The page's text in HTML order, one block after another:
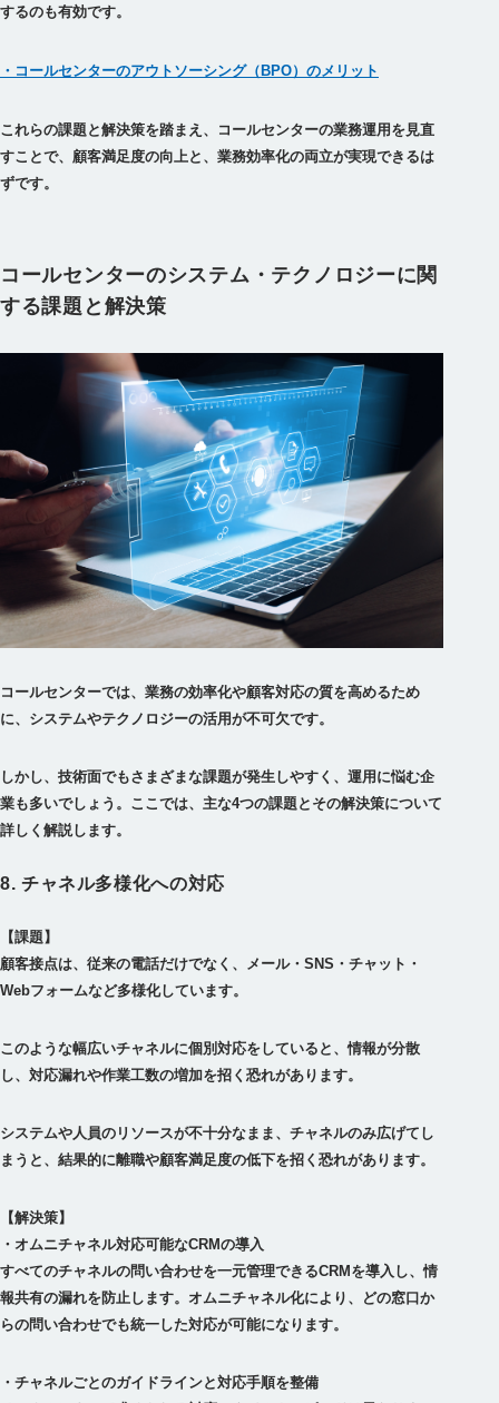
・コールセンターのアウトソーシング（BPO）のメリット
これらの課題と解決策を踏まえ、コールセンターの業務運用を見直
すことで、顧客満足度の向上と、業務効率化の両立が実現できるは
ずです。
コールセンターのシステム・テクノロジーに関
する課題と解決策
コールセンターでは、業務の効率化や顧客対応の質を高めるため
に、システムやテクノロジーの活用が不可欠です。
しかし、技術面でもさまざまな課題が発生しやすく、運用に悩む企
業も多いでしょう。ここでは、主な4つの課題とその解決策について
詳しく解説します。
8. チャネル多様化への対応
【課題】
顧客接点は、従来の電話だけでなく、メール・SNS・チャット・
このような幅広いチャネルに個別対応をしていると、情報が分散
し、対応漏れや作業工数の増加を招く恐れがあります。
システムや人員のリソースが不十分なまま、チャネルのみ広げてし
まうと、結果的に離職や顧客満足度の低下を招く恐れがあります。
【解決策】
・オムニチャネル対応可能なCRMの導入
すべてのチャネルの問い合わせを一元管理できるCRMを導入し、情
報共有の漏れを防止します。オムニチャネル化により、どの窓口か
・チャネルごとのガイドラインと対応手順を整備